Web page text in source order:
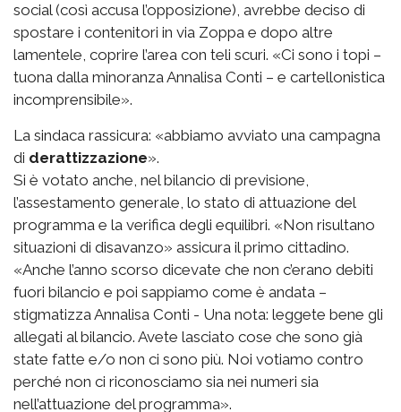
social (così accusa l’opposizione), avrebbe deciso di
spostare i contenitori in via Zoppa e dopo altre
lamentele, coprire l’area con teli scuri. «Ci sono i topi –
tuona dalla minoranza Annalisa Conti – e cartellonistica
incomprensibile».
La sindaca rassicura: «abbiamo avviato una campagna
di derattizzazione».
Si è votato anche, nel bilancio di previsione,
l’assestamento generale, lo stato di attuazione del
programma e la verifica degli equilibri. «Non risultano
situazioni di disavanzo» assicura il primo cittadino.
«Anche l’anno scorso dicevate che non c’erano debiti
fuori bilancio e poi sappiamo come è andata –
stigmatizza Annalisa Conti - Una nota: leggete bene gli
allegati al bilancio. Avete lasciato cose che sono già
state fatte e/o non ci sono più. Noi votiamo contro
perché non ci riconosciamo sia nei numeri sia
nell’attuazione del programma».